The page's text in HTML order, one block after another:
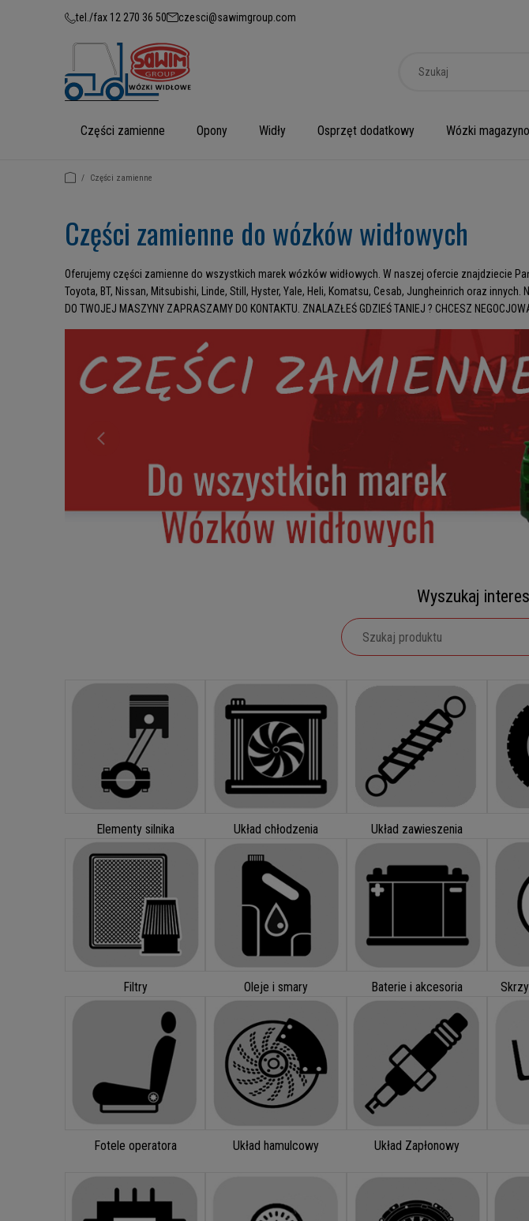
tel./fax 12 270 36 50 czesci@sawimgroup.com
Części zamienne Opony Widły Osprzęt dodatkowy Wózki
/ Części zamienne
Części zamienne do wózków widłowych
Oferujemy części zamienne do wszystkich marek wózków widłowych. W naszej ofercie znajdziecie
Toyota, BT, Nissan, Mitsubishi, Linde, Still, Hyster, Yale, Heli, Komatsu, Cesab, Jungheinrich oraz innych.
DO TWOJEJ MASZYNY ZAPRASZAMY DO KONTAKTU. ZNALAZŁEŚ GDZIEŚ TANIEJ ? CHCESZ
Wyszukaj
Elementy silnika Układ chłodzenia Układ zawieszenia
Filtry Oleje i smary Baterie i akcesoria
Fotele operatora Układ hamulcowy Układ Zapłonowy